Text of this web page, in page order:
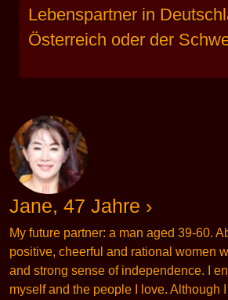
Lebenspartner in
Österreich oder der
Jane, 47 Jahre ›
My future partner: a man aged 39-60.
positive, cheerful and rational women
and strong sense of independence. I
myself and the people I love. Although